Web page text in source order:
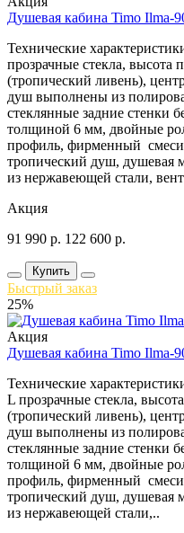
Душевая кабина Timo Ilma-
Технические
прозрачные стекла,
(тропический ливень),
душ выполнены из
стеклянные задние стенки
толщиной 6 мм, двойные
профиль, фирменный
тропический душ, душевая
из нержавеющей стали,
Акция
91 990 р. 122 600 р.
Купить
Быстрый заказ
25%
Акция
Душевая кабина Timo Ilma-
Технические
L прозрачные стекла,
(тропический ливень),
душ выполнены из
стеклянные задние стенки
толщиной 6 мм, двойные
профиль, фирменный
тропический душ, душевая
из нержавеющей стали,..